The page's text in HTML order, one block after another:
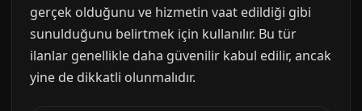
gerçek olduğunu ve hizmetin vaat edildiği gibi
sunulduğunu belirtmek için kullanılır. Bu tür
ilanlar genellikle daha güvenilir kabul edilir, ancak
yine de dikkatli olunmalıdır.